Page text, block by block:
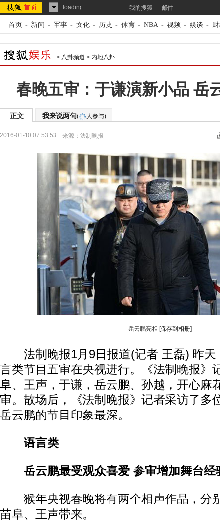
loading... 我的搜狐 邮件
首页 - 新闻 - 军事 - 文化 - 历史 - 体育 - NBA - 视频 - 娱谈 -
> 八卦频道 > 内地八卦
春晚五审：于谦演新小品 岳
正文 我来说两句( 人参与)
2016-01-10 07:53:53 来源： 法制晚报
岳云鹏亮相 [保存到相册]
法制晚报1月9日报道(记者 王磊) 昨天
言类节目五审在央视进行。《法制晚报》
阜、王声， 于谦 ，岳云鹏、孙越，开心麻
审。散场后，《法制晚报》记者采访了多
岳云鹏的节目印象最深。
语言类
岳云鹏最受观众喜爱 参审增加舞台经
猴年央视春晚将有两个相声作品，分
苗阜、王声带来。